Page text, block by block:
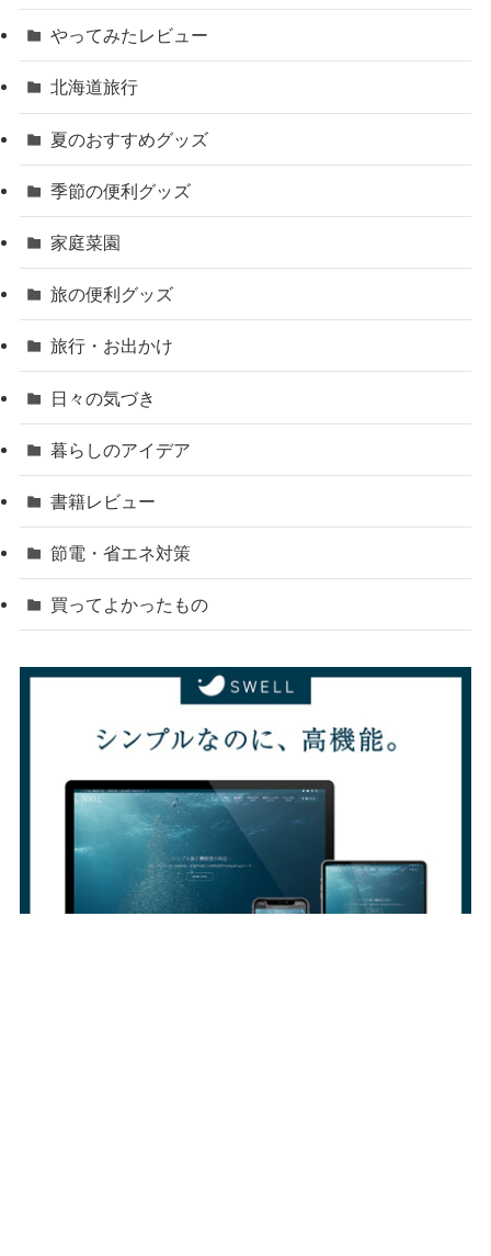
やってみたレビュー
北海道旅行
夏のおすすめグッズ
季節の便利グッズ
家庭菜園
旅の便利グッズ
旅行・お出かけ
日々の気づき
暮らしのアイデア
書籍レビュー
節電・省エネ対策
買ってよかったもの